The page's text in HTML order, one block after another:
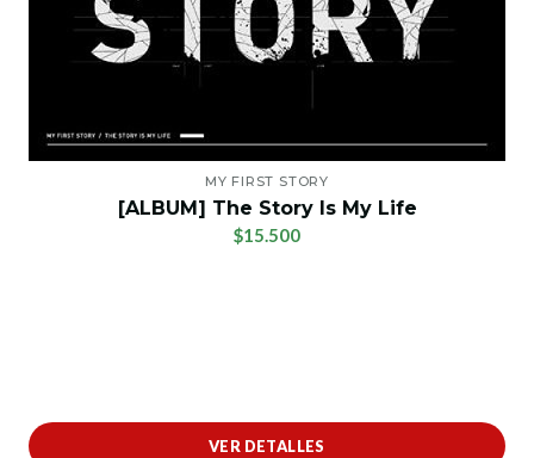
MY FIRST STORY
[ALBUM] The Story Is My Life
$15.500
VER DETALLES